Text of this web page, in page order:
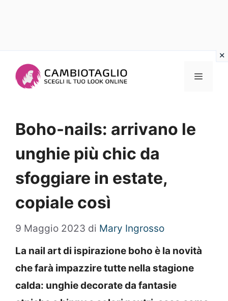
Menu
Boho-nails: arrivano le
unghie più chic da
sfoggiare in estate,
copiale così
9 Maggio 2023 di Mary Ingrosso
La nail art di ispirazione boho è la novità
che farà impazzire tutte nella stagione
calda: unghie decorate da fantasie